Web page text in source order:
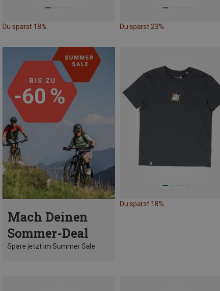
Du sparst 18% Du sparst 23%
Mach Deinen
Sommer-Deal
Spare jetzt im Summer Sale
Du sparst 18%